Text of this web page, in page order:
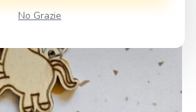
No Grazie